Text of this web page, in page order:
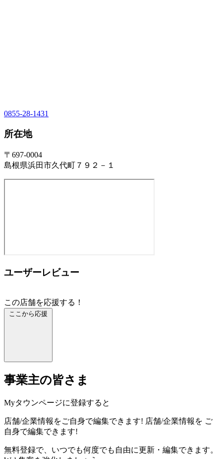
0855-28-1431
所在地
〒697-0004
島根県浜田市久代町７９２－１
ユーザーレビュー
この店舗を応援する！
ここから応援
事業主の皆さま
Myタウンページに登録すると
店舗/企業情報をご自身で編集できます! 店舗/企業情報を ご
自身で編集できます!
無料登録で、いつでも何度でも自由に更新・編集できます。